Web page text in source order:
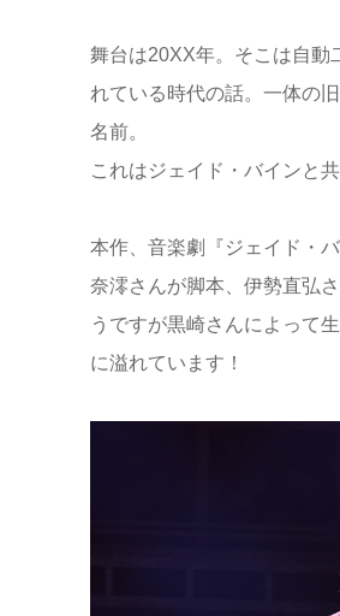
舞台は20XX年。そこは自動
れている時代の話。一体の
名前。
これはジェイド・バインと
本作、音楽劇『ジェイド・
奈澪さんが脚本、伊勢直弘
うですが黒崎さんによって
に溢れています！